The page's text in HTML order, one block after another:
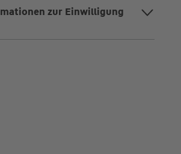
zur Einwilligung